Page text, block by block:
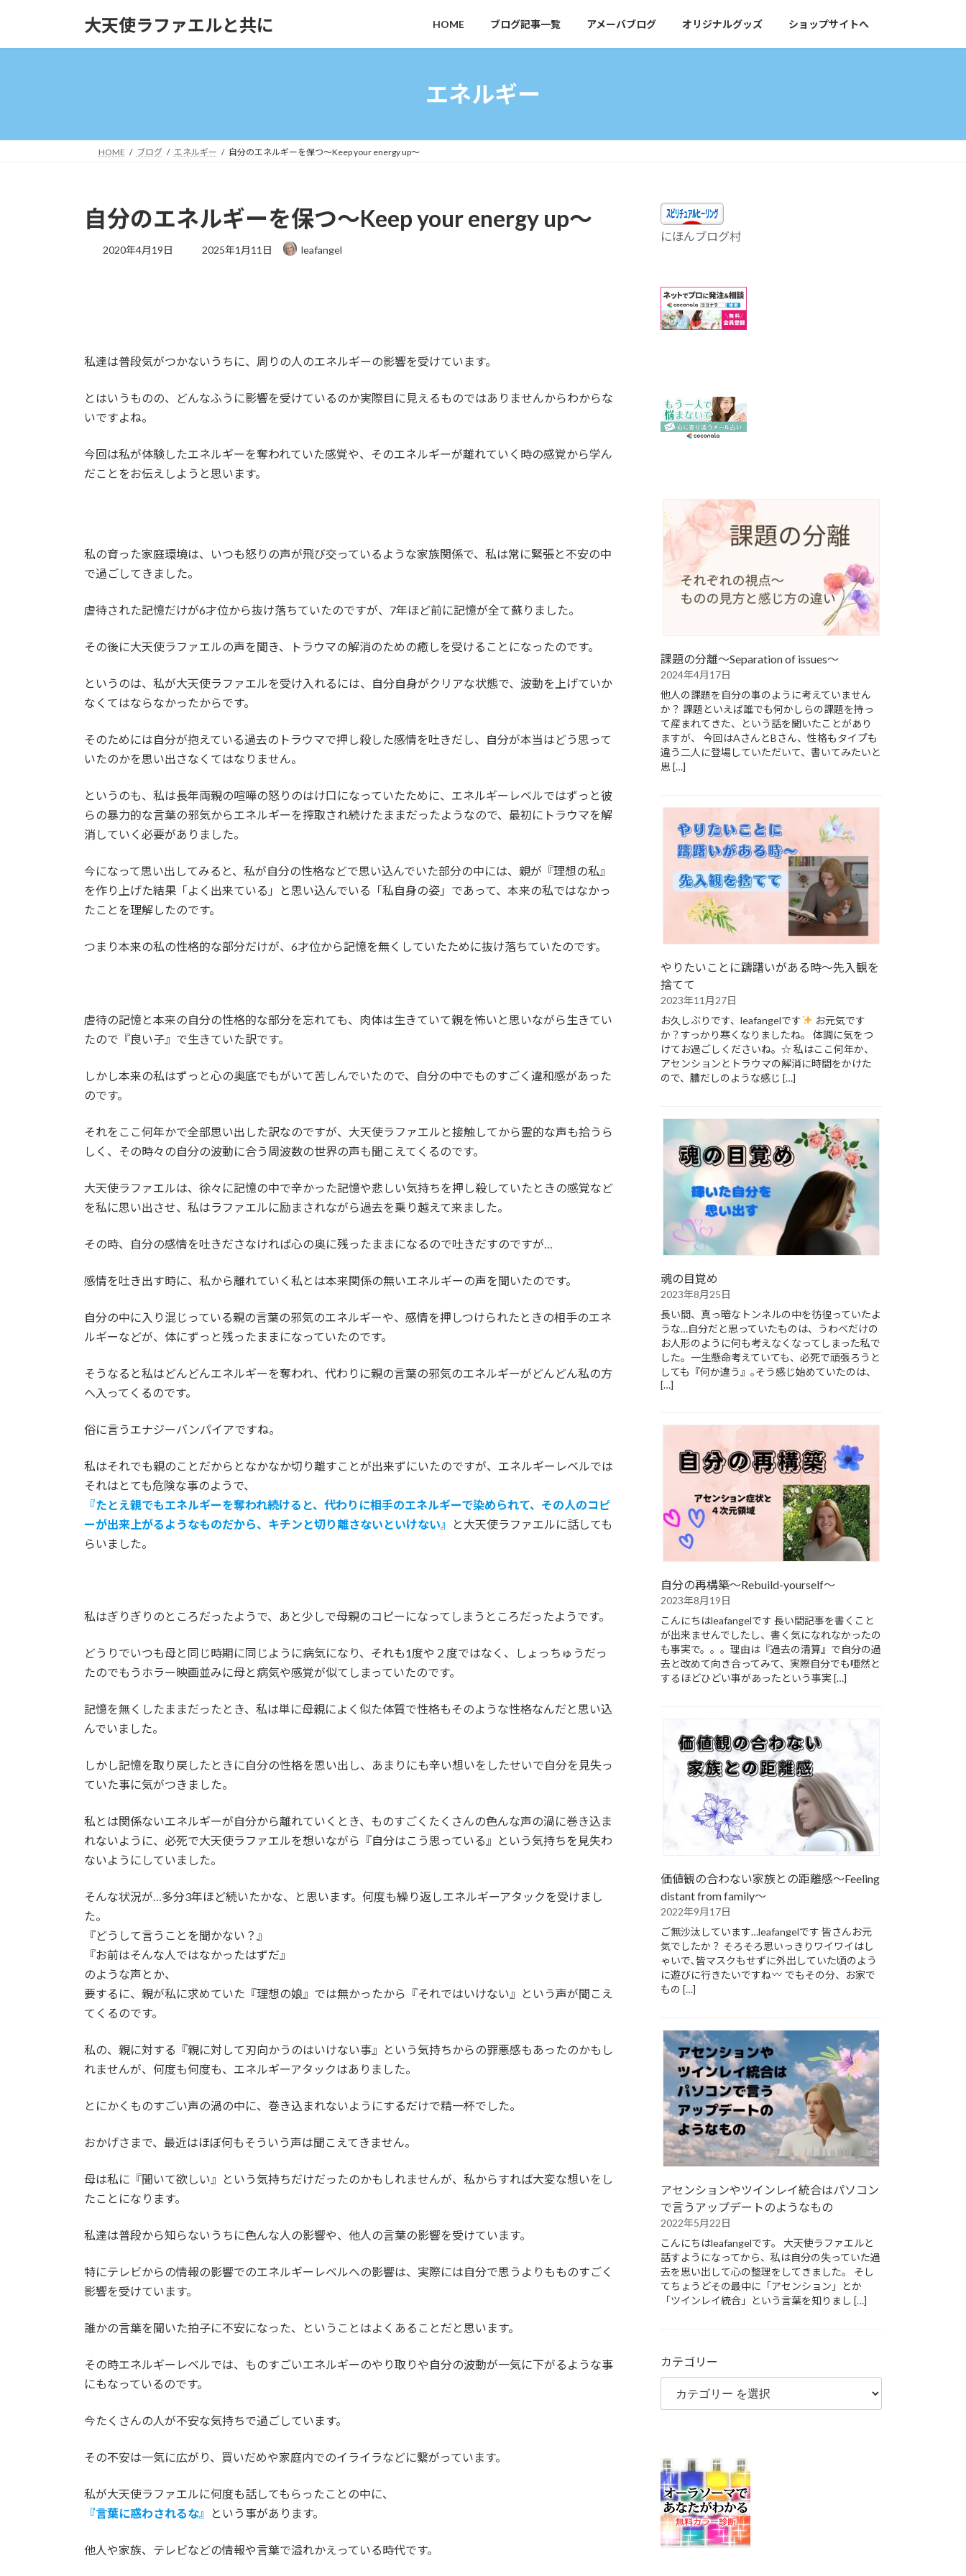
大天使ラファエルと共に HOME ブログ記事一覧 アメーバブログ オリジナルグッズ ショップサイトへ
エネルギー
HOME ブログ エネルギー 自分のエネルギーを保つ～Keep your energy up～
自分のエネルギーを保つ～Keep your energy up～
2020年4月19日
最
2025年1月11日 leafangel
私達は普段気がつかないうちに、周りの人のエネルギーの影響を受けています。
とはいうものの、どんなふうに影響を受けているのか実際目に見えるものではありませんからわからな
いですよね。
今回は私が体験したエネルギーを奪われていた感覚や、そのエネルギーが離れていく時の感覚から学ん
だことをお伝えしようと思います。
私の育った家庭環境は、いつも怒りの声が飛び交っているような家族関係で、私は常に緊張と不安の中
で過ごしてきました。
虐待された記憶だけが6才位から抜け落ちていたのですが、7年ほど前に記憶が全て蘇りました。
その後に大天使ラファエルの声を聞き、トラウマの解消のための癒しを受けることになったのです。
というのは、私が大天使ラファエルを受け入れるには、自分自身がクリアな状態で、波動を上げていか
なくてはならなかったからです。
そのためには自分が抱えている過去のトラウマで押し殺した感情を吐きだし、自分が本当はどう思って
いたのかを思い出さなくてはなりません。
というのも、私は長年両親の喧嘩の怒りのはけ口になっていたために、エネルギーレベルではずっと彼
らの暴力的な言葉の邪気からエネルギーを搾取され続けたままだったようなので、最初にトラウマを解
消していく必要がありました。
今になって思い出してみると、私が自分の性格などで思い込んでいた部分の中には、親が『理想の私』
を作り上げた結果「よく出来ている」と思い込んでいる「私自身の姿」であって、本来の私ではなかっ
たことを理解したのです。
つまり本来の私の性格的な部分だけが、6才位から記憶を無くしていたために抜け落ちていたのです。
虐待の記憶と本来の自分の性格的な部分を忘れても、肉体は生きていて親を怖いと思いながら生きてい
たので『良い子』で生きていた訳です。
しかし本来の私はずっと心の奥底でもがいて苦しんでいたので、自分の中でものすごく違和感があった
のです。
それをここ何年かで全部思い出した訳なのですが、大天使ラファエルと接触してから霊的な声も拾うら
しく、その時々の自分の波動に合う周波数の世界の声も聞こえてくるのです。
大天使ラファエルは、徐々に記憶の中で辛かった記憶や悲しい気持ちを押し殺していたときの感覚など
を私に思い出させ、私はラファエルに励まされながら過去を乗り越えて来ました。
その時、自分の感情を吐きださなければ心の奥に残ったままになるので吐きだすのですが…
感情を吐き出す時に、私から離れていく私とは本来関係の無いエネルギーの声を聞いたのです。
自分の中に入り混じっている親の言葉の邪気のエネルギーや、感情を押しつけられたときの相手のエネ
ルギーなどが、体にずっと残ったままになっていたのです。
そうなると私はどんどんエネルギーを奪われ、代わりに親の言葉の邪気のエネルギーがどんどん私の方
へ入ってくるのです。
俗に言うエナジーバンパイアですね。
私はそれでも親のことだからとなかなか切り離すことが出来ずにいたのですが、エネルギーレベルでは
それはとても危険な事のようで、
『たとえ親でもエネルギーを奪われ続けると、代わりに相手のエネルギーで染められて、その人のコピ
ーが出来上がるようなものだから、キチンと切り離さないといけない』
と大天使ラファエルに話しても
らいました。
私はぎりぎりのところだったようで、あと少しで母親のコピーになってしまうところだったようです。
どうりでいつも母と同じ時期に同じように病気になり、それも1度や２度ではなく、しょっちゅうだっ
たのでもうホラー映画並みに母と病気や感覚が似てしまっていたのです。
記憶を無くしたままだったとき、私は単に母親によく似た体質で性格もそのような性格なんだと思い込
んでいました。
しかし記憶を取り戻したときに自分の性格を思い出し、あまりにも辛い想いをしたせいで自分を見失っ
ていた事に気がつきました。
私とは関係ないエネルギーが自分から離れていくとき、ものすごくたくさんの色んな声の渦に巻き込ま
れないように、必死で大天使ラファエルを想いながら『自分はこう思っている』という気持ちを見失わ
ないようにしていました。
そんな状況が…多分3年ほど続いたかな、と思います。何度も繰り返しエネルギーアタックを受けまし
た。
『どうして言うことを聞かない？』
『お前はそんな人ではなかったはずだ』
のような声とか、
要するに、親が私に求めていた『理想の娘』では無かったから『それではいけない』という声が聞こえ
てくるのです。
私の、親に対する『親に対して刃向かうのはいけない事』という気持ちからの罪悪感もあったのかもし
れませんが、何度も何度も、エネルギーアタックはありました。
とにかくものすごい声の渦の中に、巻き込まれないようにするだけで精一杯でした。
おかげさまで、最近はほぼ何もそういう声は聞こえてきません。
母は私に『聞いて欲しい』という気持ちだけだったのかもしれませんが、私からすれば大変な想いをし
たことになります。
私達は普段から知らないうちに色んな人の影響や、他人の言葉の影響を受けています。
特にテレビからの情報の影響でのエネルギーレベルへの影響は、実際には自分で思うよりもものすごく
影響を受けています。
誰かの言葉を聞いた拍子に不安になった、ということはよくあることだと思います。
その時エネルギーレベルでは、ものすごいエネルギーのやり取りや自分の波動が一気に下がるような事
にもなっているのです。
今たくさんの人が不安な気持ちで過ごしています。
その不安は一気に広がり、買いだめや家庭内でのイライラなどに繫がっています。
私が大天使ラファエルに何度も話してもらったことの中に、
『言葉に惑わされるな』
という事があります。
他人や家族、テレビなどの情報や言葉で溢れかえっている時代です。
にほんブログ村
課題の分離～Separation of issues～
2024年4月17日
他人の課題を自分の事のように考えていません
か？ 課題といえば誰でも何かしらの課題を持っ
て産まれてきた、という話を聞いたことがあり
ますが、 今回はAさんとBさん、性格もタイプも
違う二人に登場していただいて、書いてみたいと
思 […]
やりたいことに躊躇いがある時～先入観を
捨てて
2023年11月27日
お久しぶりです、leafangelです
お元気です
か？すっかり寒くなりましたね。 体調に気をつ
けてお過ごしくださいね。☆ 私はここ何年か、
アセンションとトラウマの解消に時間をかけた
ので、膿だしのような感じ […]
魂の目覚め
2023年8月25日
長い間、真っ暗なトンネルの中を彷徨っていたよ
うな…自分だと思っていたものは、うわべだけの
お人形のように何も考えなくなってしまった私で
した。一生懸命考えていても、必死で頑張ろうと
しても『何か違う』｡そう感じ始めていたのは、
[…]
自分の再構築～Rebuild-yourself～
2023年8月19日
こんにちはleafangelです 長い間記事を書くこと
が出来ませんでしたし、書く気になれなかったの
も事実で。。。理由は『過去の清算』で自分の過
去と改めて向き合ってみて、実際自分でも唖然と
するほどひどい事があったという事実 […]
価値観の合わない家族との距離感～Feeling
distant from family～
2022年9月17日
ご無沙汰しています…leafangelです 皆さんお元
気でしたか？ そろそろ思いっきりワイワイはし
ゃいで､皆マスクもせずに外出していた頃のよう
に遊びに行きたいですね
でもその分、お家で
もの […]
アセンションやツインレイ統合はパソコン
で言うアップデートのようなもの
2022年5月22日
こんにちはleafangelです。 大天使ラファエルと
話すようになってから、私は自分の失っていた過
去を思い出して心の整理をしてきました。 そし
てちょうどその最中に「アセンション」とか
「ツインレイ統合」という言葉を知りまし […]
カテゴリー